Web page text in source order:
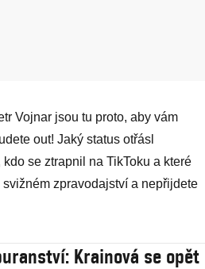
Vojnar jsou tu proto, aby vám
out! Jaký status otřásl
se ztrapnil na TikToku a které
zpravodajství a nepřijdete
Krainová se opět